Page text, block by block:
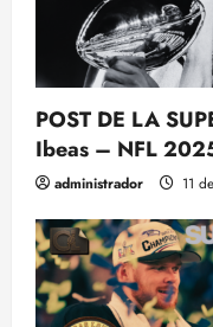
POST DE LA
Ibeas – NFL
administrador 11